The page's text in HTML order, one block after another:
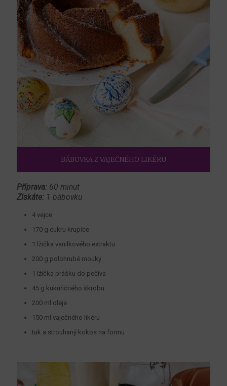
BÁBOVKA Z VAJEČNÉHO LIKÉRU
Příprava: 60 minut
Získáte: 1 bábovku
4 vejce
170 g cukru krupice
1 lžička vanilkového extraktu
200 g polohrubé mouky
1 lžička prášku do pečiva
45 g kukuřičného škrobu
200 ml oleje
150 ml vaječného likéru
tuk a strouhaný kokos na formu